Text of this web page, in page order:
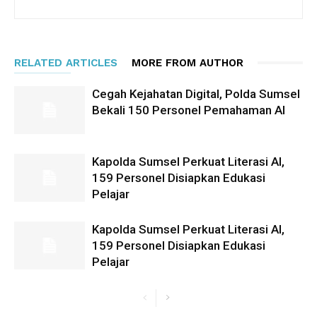
RELATED ARTICLES MORE FROM AUTHOR
Cegah Kejahatan Digital, Polda Sumsel
Bekali 150 Personel Pemahaman AI
Kapolda Sumsel Perkuat Literasi AI,
159 Personel Disiapkan Edukasi
Pelajar
Kapolda Sumsel Perkuat Literasi AI,
159 Personel Disiapkan Edukasi
Pelajar